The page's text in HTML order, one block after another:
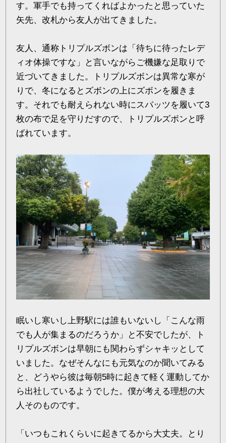
す。軍手でも持ってくればよかったと思っていた
矢先、改札から友人が出てきました。
友人、通称トリプルズボンは「待ちに待ったレデ
ィオ体操ですな」と言いながらご機嫌な足取りで
近づいてきました。トリプルズボンは異常な寒が
りで、冬になるとズボンの上にズボンを履きま
す。それでも耐えられない時にスパッツを履いて3
枚の布で足を守りだすので、トリプルズボンと呼
ばれています。
眠いし寒いし上野駅には誰もいないし「こんな雨
でも人が集まるのだろうか」と不安でしたが、ト
リプルズボンは早朝にも関わらずシャキッとして
いました。なぜそんなにも元気なのか聞いてみる
と、どうやら彼は毎朝5時に起きて軽く運動してか
ら出社しているようでした。僕が考える理想の大
人そのものです。
「いつもこれくらいに起きてるから大丈夫。とり